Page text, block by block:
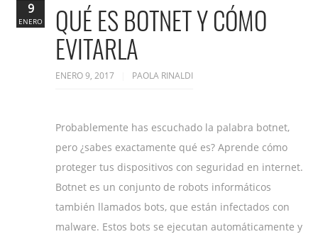
QUÉ ES BOTNET Y CÓMO
EVITARLA
ENERO 9, 2017 PAOLA RINALDI
Probablemente has escuchado la palabra botnet,
pero ¿sabes exactamente qué es? Aprende cómo
proteger tus dispositivos con seguridad en internet.
Botnet es un conjunto de robots informáticos
también llamados bots, que están infectados con
malware. Estos bots se ejecutan automáticamente y
9
ENERO